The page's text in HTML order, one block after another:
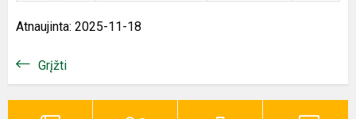
Atnaujinta: 2025-11-18
Grįžti